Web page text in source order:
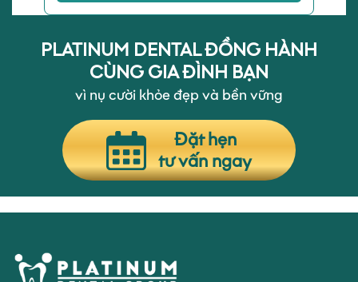
PLATINUM DENTAL ĐỒNG HÀNH
CÙNG GIA ĐÌNH BẠN
vì nụ cười khỏe đẹp và bền vững
Đặt hẹn
tư vấn ngay